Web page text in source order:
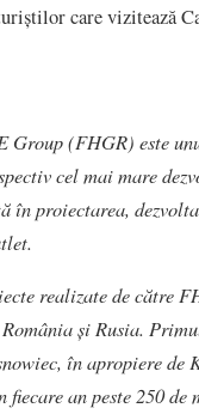
care vizitează
Group (FHGR) este
cel mai mare
în proiectarea,
realizate de către
și Rusia.
în apropiere
fiecare an peste 250